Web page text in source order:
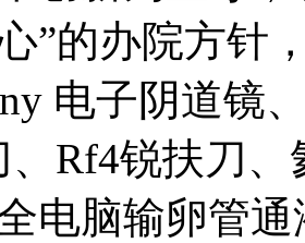
”的办院方针
电子阴道镜
、Rf4锐扶刀
电脑输卵管